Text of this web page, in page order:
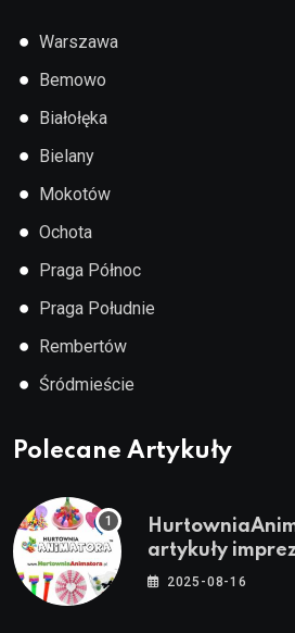
● Warszawa
● Bemowo
● Białołęka
● Bielany
● Mokotów
● Ochota
● Praga Północ
● Praga Południe
● Rembertów
● Śródmieście
Polecane Artykuły
artykuły
stroje i
2025-08-16